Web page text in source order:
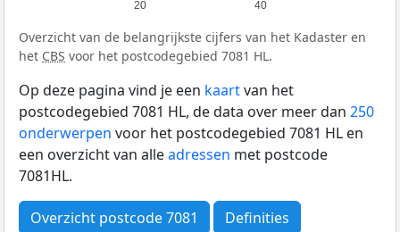
20 40
Overzicht van de belangrijkste cijfers van het Kadaster en
het CBS voor het postcodegebied 7081 HL.
Op deze pagina vind je een kaartvan het
postcodegebied 7081 HL, de data over meer dan 250
onderwerpen voor het postcodegebied 7081 HL en
een overzicht van alleadressen met postcode
7081HL.
Overzicht postcode 7081 Definities